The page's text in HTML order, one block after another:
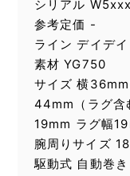
シリアル
参考定価 -
ライン デイデイ
素材 YG750
サイズ 横
44mm（ラグ含
19mm ラグ幅
腕周りサイズ
駆動式 自動巻き